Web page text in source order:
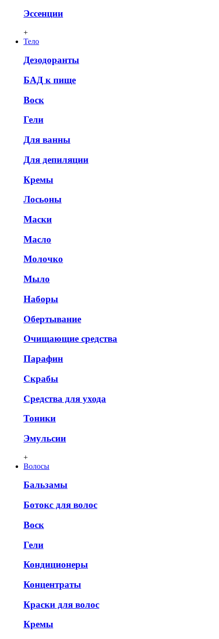
Эссенции
+
Тело
Дезодоранты
БАД к пище
Воск
Гели
Для ванны
Для депиляции
Кремы
Лосьоны
Маски
Масло
Молочко
Мыло
Наборы
Обертывание
Очищающие средства
Парафин
Скрабы
Средства для ухода
Тоники
Эмульсии
+
Волосы
Бальзамы
Ботокс для волос
Воск
Гели
Кондиционеры
Концентраты
Краски для волос
Кремы